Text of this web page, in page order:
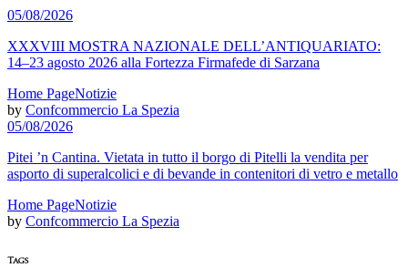
05/08/2026
XXXVIII MOSTRA NAZIONALE DELL’ANTIQUARIATO:
14–23 agosto 2026 alla Fortezza Firmafede di Sarzana
Home PageNotizie
by Confcommercio La Spezia
05/08/2026
Pitei ’n Cantina. Vietata in tutto il borgo di Pitelli la vendita per
asporto di superalcolici e di bevande in contenitori di vetro e metallo
Home PageNotizie
by Confcommercio La Spezia
Tags